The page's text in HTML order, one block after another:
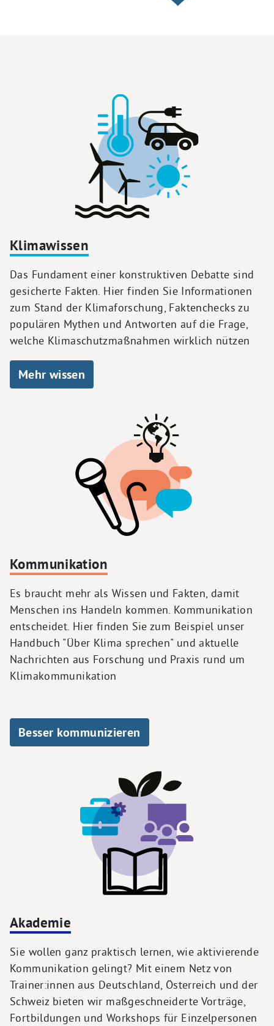
Klimawissen
Das Fundament einer konstruktiven Debatte sind
gesicherte Fakten. Hier finden Sie Informationen
zum Stand der Klimaforschung, Faktenchecks zu
populären Mythen und Antworten auf die Frage,
welche Klimaschutzmaßnahmen wirklich nützen
Mehr wissen
Kommunikation
Es braucht mehr als Wissen und Fakten, damit
Menschen ins Handeln kommen. Kommunikation
entscheidet. Hier finden Sie zum Beispiel unser
Handbuch "Über Klima sprechen" und aktuelle
Nachrichten aus Forschung und Praxis rund um
Klimakommunikation
Besser kommunizieren
Akademie
Sie wollen ganz praktisch lernen, wie aktivierende
Kommunikation gelingt? Mit einem Netz von
Trainer:innen aus Deutschland, Österreich und der
Schweiz bieten wir maßgeschneiderte Vorträge,
Fortbildungen und Workshops für Einzelpersonen